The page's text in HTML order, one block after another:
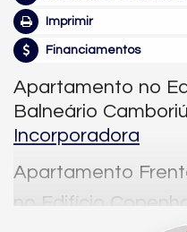
Imprimir
Financiamentos
Apartamento no
Balneário
Incorporadora
Apartamento
no Edifício